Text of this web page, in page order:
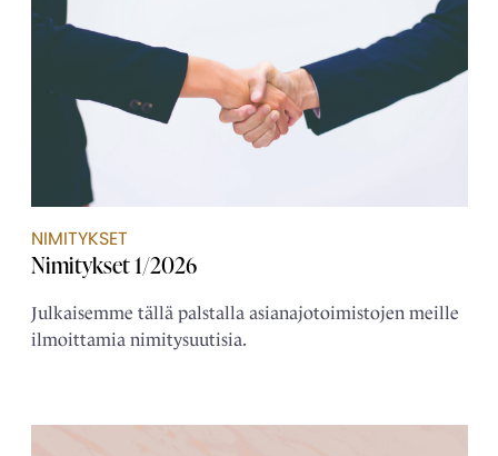
NIMITYKSET
Nimitykset 1/2026
Julkaisemme tällä palstalla asianajotoimistojen meille
ilmoittamia nimitysuutisia.